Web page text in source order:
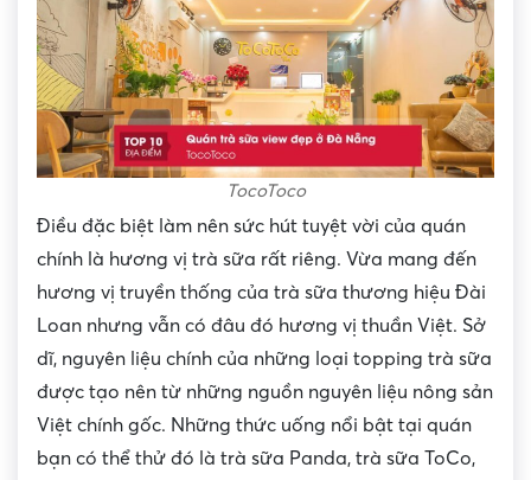
TocoToco
Điều đặc biệt làm nên sức hút tuyệt vời của quán
chính là hương vị trà sữa rất riêng. Vừa mang đến
hương vị truyền thống của trà sữa thương hiệu Đài
Loan nhưng vẫn có đâu đó hương vị thuần Việt. Sở
dĩ, nguyên liệu chính của những loại topping trà sữa
được tạo nên từ những nguồn nguyên liệu nông sản
Việt chính gốc. Những thức uống nổi bật tại quán
bạn có thể thử đó là trà sữa Panda, trà sữa ToCo,